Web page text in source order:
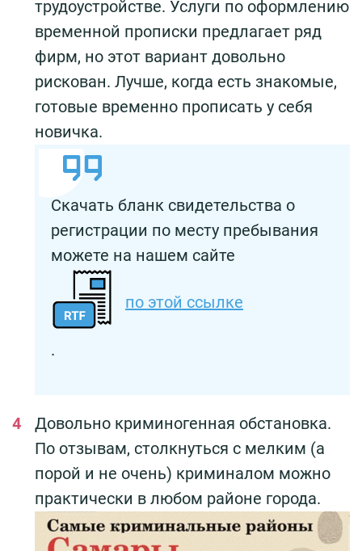
трудоустройстве. Услуги по оформлению
временной прописки предлагает ряд
фирм, но этот вариант довольно
рискован. Лучше, когда есть знакомые,
готовые временно прописать у себя
новичка.
Скачать бланк свидетельства о
регистрации по месту пребывания
можете на нашем сайте
по этой ссылке
.
Довольно криминогенная обстановка.
По отзывам, столкнуться с мелким (а
порой и не очень) криминалом можно
практически в любом районе города.